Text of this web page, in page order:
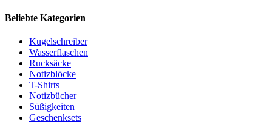
Beliebte Kategorien
Kugelschreiber
Wasserflaschen
Rucksäcke
Notizblöcke
T-Shirts
Notizbücher
Süßigkeiten
Geschenksets